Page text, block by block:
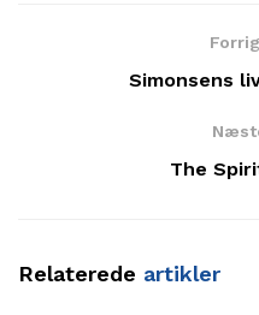
Simonsens
The
Relaterede artikler